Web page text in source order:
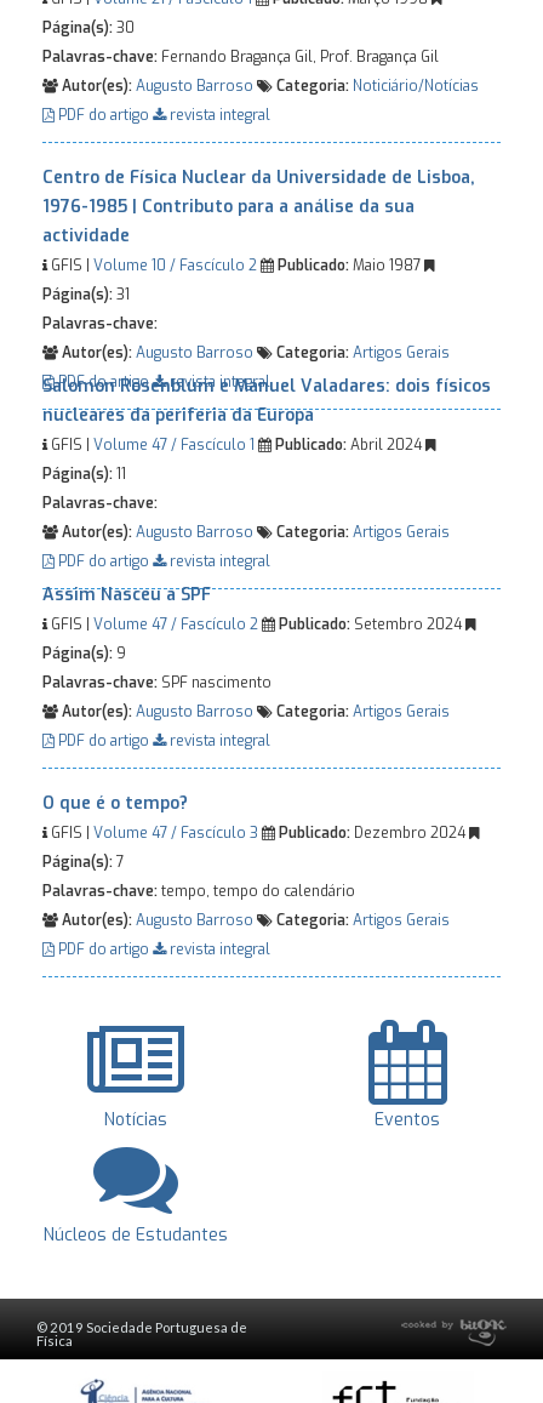
Página(s):30
Palavras-chave: Fernando Bragança Gil, Prof. Bragança Gil
Autor(es):Augusto Barroso Categoria: Noticiário/Notícias
PDF do artigo
revista integral
Centro de Física Nuclear da Universidade de Lisboa,
1976-1985 | Contributo para a análise da sua
actividade
GFIS | Volume 10 / Fascículo 2 Publicado:Maio 1987
Página(s):31
Palavras-chave:
Autor(es):Augusto Barroso Categoria:Artigos Gerais
PDF do artigo
revista integral
Salomon Rosenblum e Manuel Valadares: dois físicos
nucleares da periferia da Europa
GFIS | Volume 47 / Fascículo 1 Publicado:Abril 2024
Página(s):11
Palavras-chave:
Autor(es):Augusto Barroso Categoria:Artigos Gerais
PDF do artigo
revista integral
Assim Nasceu a SPF
GFIS | Volume 47 / Fascículo 2 Publicado: Setembro 2024
Página(s): 9
Palavras-chave: SPF nascimento
Autor(es):Augusto Barroso Categoria:Artigos Gerais
PDF do artigo
revista integral
O que é o tempo?
GFIS | Volume 47 / Fascículo 3 Publicado: Dezembro 2024
Página(s):7
Palavras-chave:tempo, tempo do calendário
Autor(es):Augusto Barroso Categoria:Artigos Gerais
PDF do artigo
revista integral
Notícias Eventos
Núcleos de Estudantes
© 2019 Sociedade Portuguesa de
Física